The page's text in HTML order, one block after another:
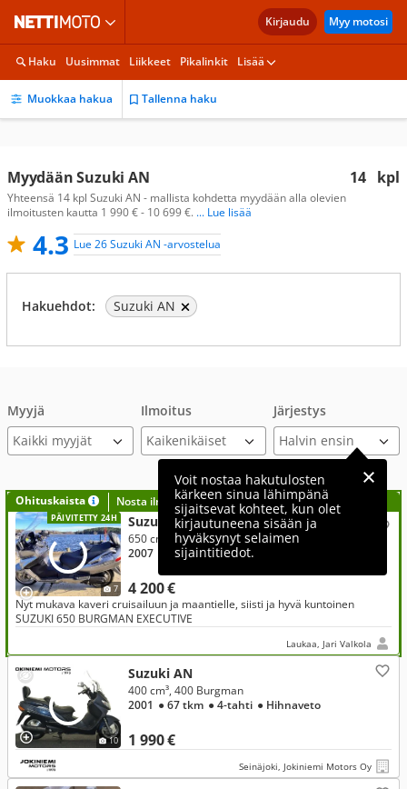
Kirjaudu Myy motosi
Haku Uusimmat Liikkeet Pikalinkit Lisää
Muokkaa hakua Tallenna haku
14 kpl
Myydään Suzuki AN
Yhteensä 14 kpl Suzuki AN - mallista kohdetta myydään alla olevien
ilmoitusten kautta 1 990 € - 10 699 €. ... Lue lisää
4.3 Lue 26 Suzuki AN -arvostelua
Hakuehdot: Suzuki AN
Myyjä
Kaikki myyjät
Ilmoitus Järjestys
Voit nostaa hakutulosten
kärkeen sinua lähimpänä
sijaitsevat kohteet, kun olet
kirjautuneena sisään ja
hyväksynyt selaimen
sijaintitiedot.
Ohituskaista Nosta ilmoituksesi tähän?
PÄIVITETTY 24H
7
Suzuki AN
4 200 €
650 cm³, 650 Burgman
2007
● 39 tkm● 4-tahti
Nyt mukava kaveri cruisailuun ja maantielle, siisti ja hyvä kuntoinen
SUZUKI 650 BURGMAN EXECUTIVE
Laukaa, Jari Valkola
10
Suzuki AN
1 990 €
400 cm³, 400 Burgman
2001 ● 67 tkm ● 4-tahti ● Hihnaveto
Seinäjoki, Jokiniemi Motors Oy